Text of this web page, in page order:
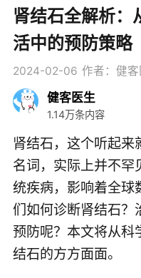
肾结石全解析：
活中的预防策略
2024-02-06 作者：健客
健客医生
1.14万条内容
肾结石，这个听起来
名词，实际上并不罕
统疾病，影响着全球
们如何诊断肾结石？
预防呢？本文将从科
结石的方方面面。